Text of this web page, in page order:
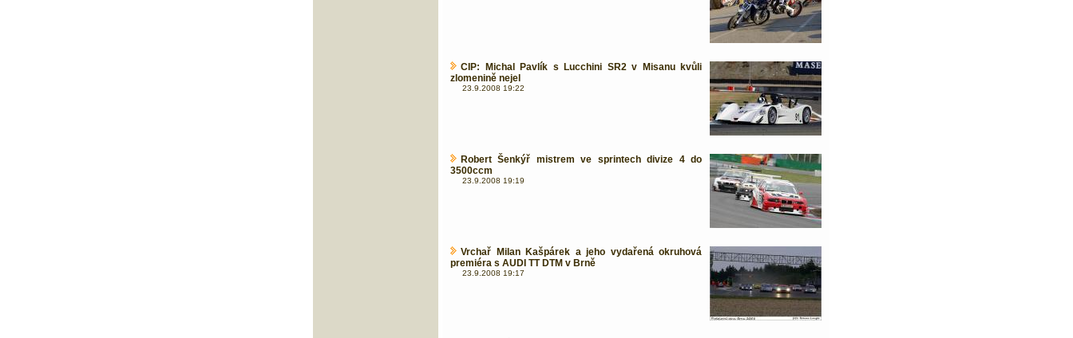
CIP: Michal Pavlík s Lucchini SR2 v Misanu kvůli
zlomenině nejel
23.9.2008 19:22
Robert Šenkýř mistrem ve sprintech divize 4 do
3500ccm
23.9.2008 19:19
Vrchař Milan Kašpárek a jeho vydařená okruhová
premiéra s AUDI TT DTM v Brně
23.9.2008 19:17